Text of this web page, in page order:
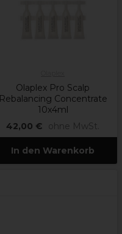
Olaplex Pro Scalp
Rebalancing Concentrate
10x4ml
42,00 €
ohne MwSt.
In den Warenkorb